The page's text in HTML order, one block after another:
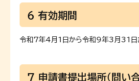
6 有効期間
令和7年4月1日から令和9年3月31日
7 申請書提出場所（問い